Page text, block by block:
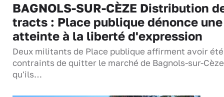
BAGNOLS-SUR-CÈZE Distribution
tracts : Place publique dénonce une
atteinte à la liberté d'expression
Deux militants de Place publique affirment avoir été
contraints de quitter le marché de Bagnols-sur-
qu'ils…